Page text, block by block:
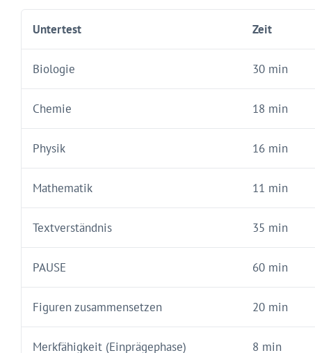
Untertest Zeit
Biologie 30 min
Chemie 18 min
Physik 16 min
Mathematik 11 min
Textverständnis 35 min
PAUSE 60 min
Figuren zusammensetzen 20 min
Merkfähigkeit (Einprägephase) 8 min